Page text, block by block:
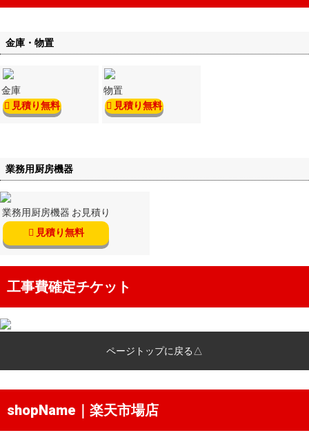
金庫・物置
金庫
見積り無料
物置
見積り無料
業務用厨房機器
業務用厨房機器 お見積り
見積り無料
工事費確定チケット
ページトップに戻る△
shopName｜楽天市場店